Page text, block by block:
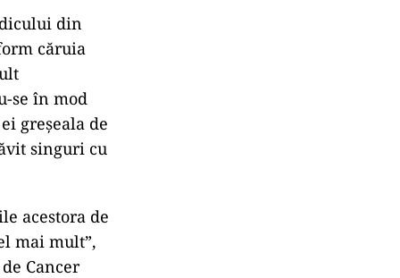
din
căruia
se în mod
greșeala de
singuri cu
acestora de
mai mult”,
Cancer